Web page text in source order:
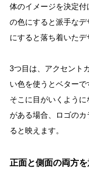
体のイメージを決定
の色にすると派手な
にすると落ち着いたデ
3つ目は、アクセント
い色を使うとベター
そこに目がいくよう
がある場合、ロゴの
ると映えます。
正面と側面の両方